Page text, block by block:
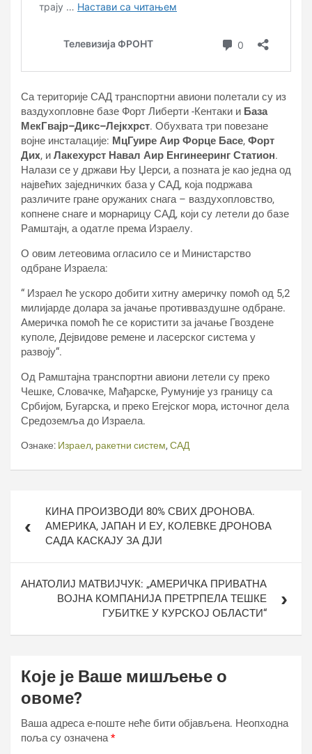
Са територије САД транспортни авиони полетали су из
ваздухопловне базе Форт Либерти -Кентаки и База
МекГвајр–Дикс–Лејкхрст. Обухвата три повезане
војне инсталације: МцГуире Аир Форце Басе, Форт
Диx, и Лакехурст Навал Аир Енгинееринг Статион.
Налази се у држави Њу Џерси, а позната је као једна од
највећих заједничких база у САД, која подржава
различите гране оружаних снага – ваздухопловство,
копнене снаге и морнарицу САД, који су летели до базе
Рамштајн, а одатле према Израелу.
О овим летеовима огласило се и Министарство
одбране Израела:
“ Израел ће ускоро добити хитну америчку помоћ од 5,2
милијарде долара за јачање противваздушне одбране.
Америчка помоћ ће се користити за јачање Гвоздене
куполе, Дејвидове ремене и ласерског система у
развоју“.
Од Рамштајна транспортни авиони летели су преко
Чешке, Словачке, Мађарске, Румуније уз границу са
Србијом, Бугарска, и преко Егејског мора, источног дела
Средоземља до Израела.
Ознаке: Израел, ракетни систем, САД
чланкаКИНА ПРОИЗВОДИ 80% СВИХ ДРОНОВА.
АМЕРИКА, ЈАПАН И ЕУ, КОЛЕВКЕ ДРОНОВА
САДА КАСКАЈУ ЗА ДЈИ
АНАТОЛИЈ МАТВИЈЧУК: „АМЕРИЧКА ПРИВАТНА
ВОЈНА КОМПАНИЈА ПРЕТРПЕЛА ТЕШКЕ
ГУБИТКЕ У КУРСКОЈ ОБЛАСТИ“
Које је Ваше мишљење о
овоме?
Ваша адреса е-поште неће бити објављена. Неопходна
поља су означена*